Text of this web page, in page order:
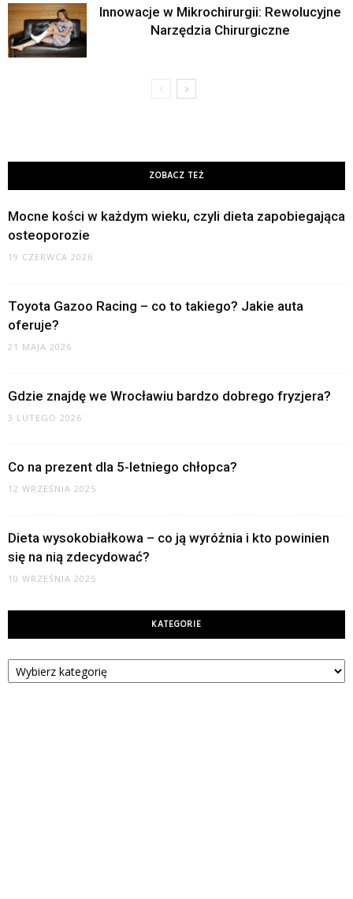
Innowacje w Mikrochirurgii: Rewolucyjne
Narzędzia Chirurgiczne
ZOBACZ TEŻ
Mocne kości w każdym wieku, czyli dieta zapobiegająca
osteoporozie
19 CZERWCA 2026
Toyota Gazoo Racing – co to takiego? Jakie auta
oferuje?
21 MAJA 2026
Gdzie znajdę we Wrocławiu bardzo dobrego fryzjera?
3 LUTEGO 2026
Co na prezent dla 5-letniego chłopca?
12 WRZEŚNIA 2025
Dieta wysokobiałkowa – co ją wyróżnia i kto powinien
się na nią zdecydować?
10 WRZEŚNIA 2025
KATEGORIE
Kategorie